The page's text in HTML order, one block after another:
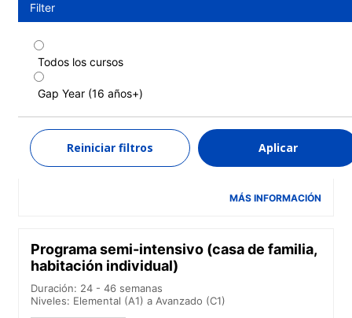
Filter
Todos los cursos
Gap Year (16 años+)
Reiniciar filtros Aplicar
Programa semi-intensivo (casa de familia,
habitación doble)
Duración: 24 - 46 semanas
Niveles: Elemental (A1) a Avanzado (C1)
24 semanasdesde
10.960 EUR
MÁS INFORMACIÓN
Programa semi-intensivo (casa de familia,
habitación individual)
Duración: 24 - 46 semanas
Niveles: Elemental (A1) a Avanzado (C1)